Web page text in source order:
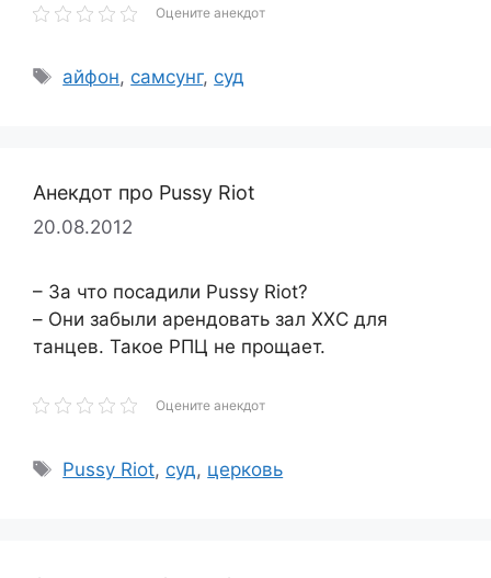
Оцените анекдот
Метки
айфон, самсунг, суд
Анекдот про Pussy Riot
20.08.2012
– За что посадили Pussy Riot?
– Они забыли арендовать зал ХХС для
танцев. Такое РПЦ не прощает.
Оцените анекдот
Метки
Pussy Riot, суд, церковь